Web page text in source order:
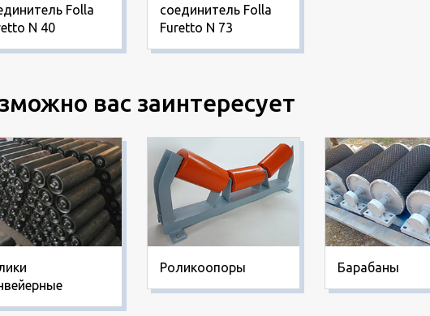
Folla
N 40
соединитель Folla
Furetto N 73
вас заинтересует
Роликоопоры Барабаны